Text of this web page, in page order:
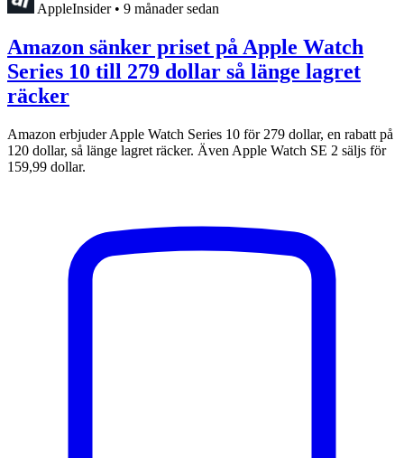
AppleInsider • 9 månader sedan
Amazon sänker priset på Apple Watch
Series 10 till 279 dollar så länge lagret
räcker
Amazon erbjuder Apple Watch Series 10 för 279 dollar, en rabatt på
120 dollar, så länge lagret räcker. Även Apple Watch SE 2 säljs för
159,99 dollar.